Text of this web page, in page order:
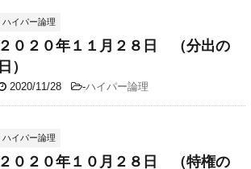
ハイパー論理
２０２０年１１月２８日 （分出の
日）
2020/11/28 -ハイパー論理
ハイパー論理
２０２０年１０月２８日 （特権の